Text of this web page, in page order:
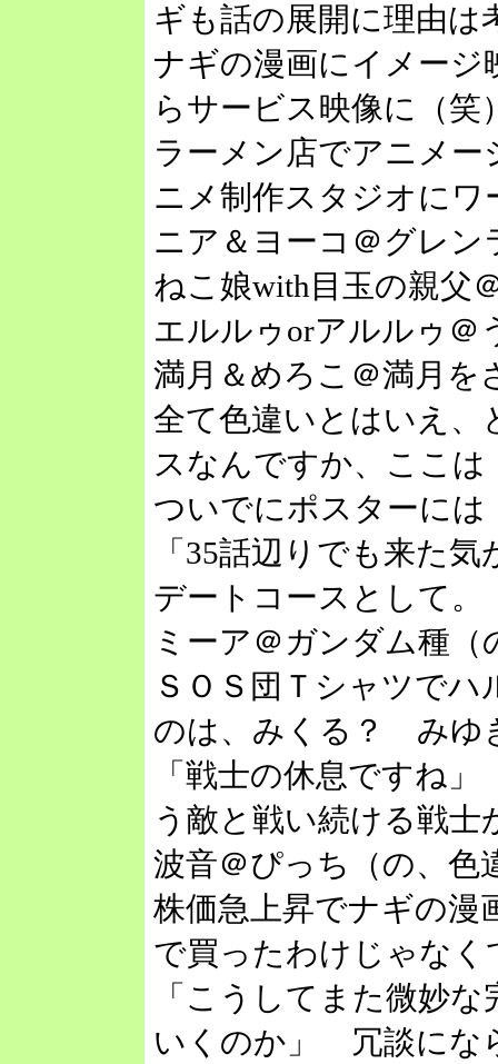
ギも話の展開に理由は
ナギの漫画にイメージ
らサービス映像に（笑
ラーメン店でアニメ
ニメ制作スタジオにワ
ニア＆ヨーコ＠グレン
ねこ娘with目玉の親父
エルルゥorアルルゥ＠
満月＆めろこ＠満月を
全て色違いとはいえ
スなんですか、ここは
ついでにポスターに
「35話辺りでも来た
デートコースとして。
ミーア＠ガンダム種（
ＳＯＳ団Ｔシャツで
のは、みくる？ みゆ
「戦士の休息ですね
う敵と戦い続ける戦士
波音＠ぴっち（の、色
株価急上昇でナギの漫
で買ったわけじゃなく
「こうしてまた微妙
いくのか」 冗談にな